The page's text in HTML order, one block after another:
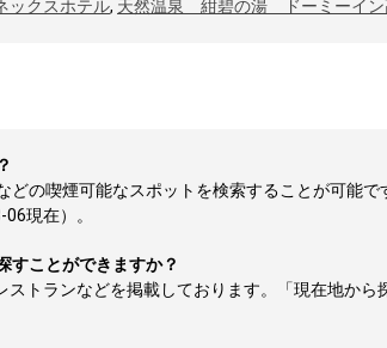
ックスホテル, 天然温泉 紺碧の湯 ドーミーイン
の喫煙可能なスポットを検索することが可能
現在）。
すことができますか？
トランなどを掲載しております。「現在地から